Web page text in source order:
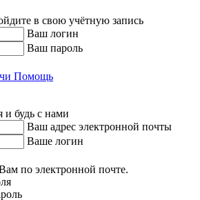
в свою учётную запись
Ваш логин
Ваш пароль
Помощь
и будь с нами
Ваш адрес электронной почты
Ваше логин
по электронной почте.